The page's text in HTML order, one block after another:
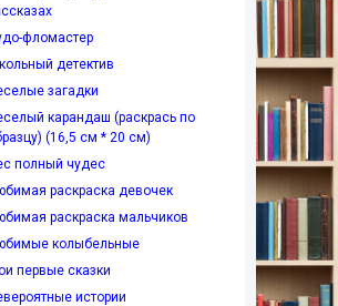
фломастер
детектив
загадки
карандаш (раскрась по
(16,5 см * 20 см)
полный чудес
раскраска девочек
раскраска мальчиков
колыбельные
первые сказки
истории